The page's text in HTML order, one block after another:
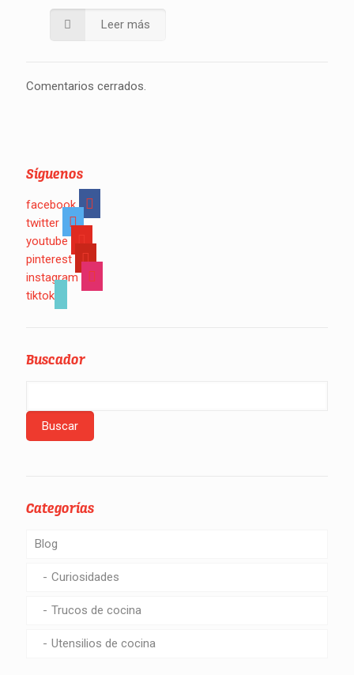
Leer más
Comentarios cerrados.
Síguenos
facebook
twitter
youtube
pinterest
instagram
tiktok
Buscador
Categorías
Blog
Curiosidades
Trucos de cocina
Utensilios de cocina